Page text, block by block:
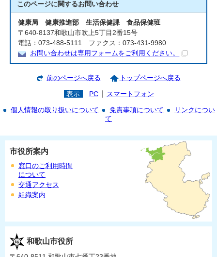
このページに関するお問い合わせ
健康局 健康推進部 生活保健課 食品保健班
〒640-8137和歌山市吹上5丁目2番15号
電話：073-488-5111 ファクス：073-431-9980
お問い合わせは専用フォームをご利用ください。
前のページへ戻る トップページへ戻る
表示 PC スマートフォン
個人情報の取り扱いについて 免責事項について
リンクについ
て
市役所案内
窓口のご利用時間
について
交通アクセス
組織案内
和歌山市役所